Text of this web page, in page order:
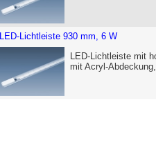
LED-Lichtleiste 930 mm, 6 W
LED-Lichtleiste mit
mit Acryl-